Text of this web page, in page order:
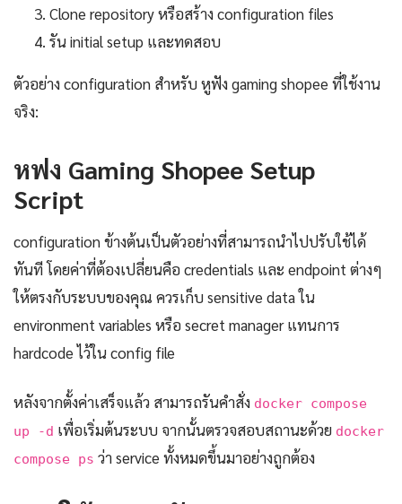
Clone repository หรือสร้าง configuration files
รัน initial setup และทดสอบ
ตัวอย่าง configuration สำหรับ หูฟัง gaming shopee ที่ใช้งาน
จริง:
หฟง Gaming Shopee Setup
Script
configuration ข้างต้นเป็นตัวอย่างที่สามารถนำไปปรับใช้ได้
ทันที โดยค่าที่ต้องเปลี่ยนคือ credentials และ endpoint ต่างๆ
ให้ตรงกับระบบของคุณ ควรเก็บ sensitive data ใน
environment variables หรือ secret manager แทนการ
hardcode ไว้ใน config file
หลังจากตั้งค่าเสร็จแล้ว สามารถรันคำสั่ง docker compose
up -d เพื่อเริ่มต้นระบบ จากนั้นตรวจสอบสถานะด้วย docker
compose ps ว่า service ทั้งหมดขึ้นมาอย่างถูกต้อง